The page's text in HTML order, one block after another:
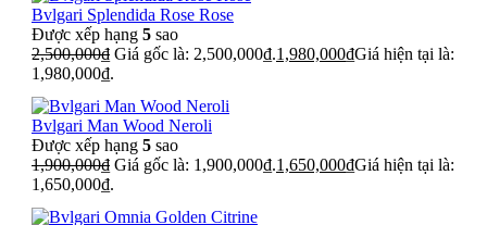
Bvlgari Splendida Rose Rose
Được xếp hạng 5 sao
2,500,000₫ Giá gốc là: 2,500,000₫.1,980,000₫Giá hiện tại là:
1,980,000₫.
Bvlgari Man Wood Neroli
Được xếp hạng 5 sao
1,900,000₫ Giá gốc là: 1,900,000₫.1,650,000₫Giá hiện tại là:
1,650,000₫.